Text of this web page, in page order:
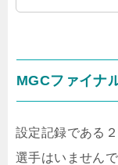
MGCファイナ
設定記録である
選手はいませんで